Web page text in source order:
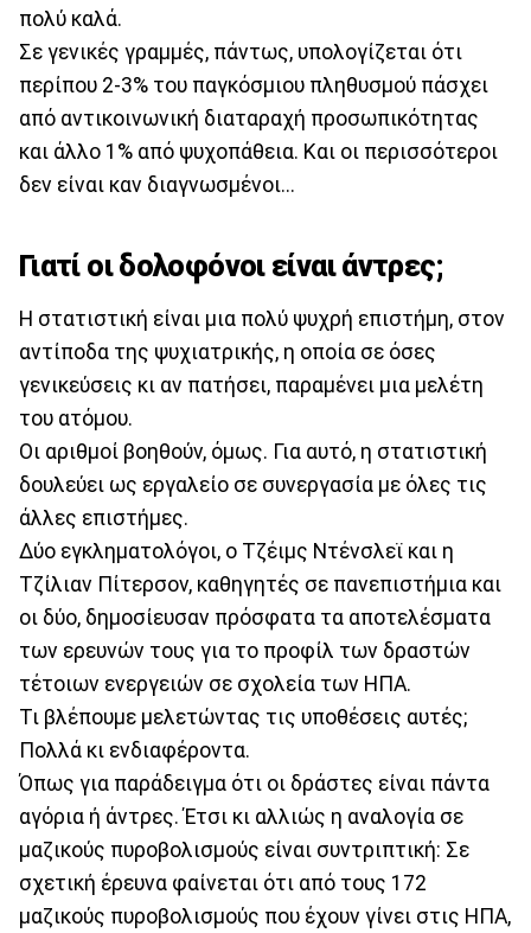
πολύ καλά.
Σε γενικές γραμμές, πάντως, υπολογίζεται ότι
περίπου 2-3% του παγκόσμιου πληθυσμού πάσχει
από αντικοινωνική διαταραχή προσωπικότητας
και άλλο 1% από ψυχοπάθεια. Και οι περισσότεροι
δεν είναι καν διαγνωσμένοι...
Γιατί οι δολοφόνοι είναι άντρες;
Η στατιστική είναι μια πολύ ψυχρή επιστήμη, στον
αντίποδα της ψυχιατρικής, η οποία σε όσες
γενικεύσεις κι αν πατήσει, παραμένει μια μελέτη
του ατόμου.
Οι αριθμοί βοηθούν, όμως. Για αυτό, η στατιστική
δουλεύει ως εργαλείο σε συνεργασία με όλες τις
άλλες επιστήμες.
Δύο εγκληματολόγοι, ο Τζέιμς Ντένσλεϊ και η
Τζίλιαν Πίτερσον, καθηγητές σε πανεπιστήμια και
οι δύο, δημοσίευσαν πρόσφατα τα αποτελέσματα
των ερευνών τους για το προφίλ των δραστών
τέτοιων ενεργειών σε σχολεία των ΗΠΑ.
Τι βλέπουμε μελετώντας τις υποθέσεις αυτές;
Πολλά κι ενδιαφέροντα.
Όπως για παράδειγμα ότι οι δράστες είναι πάντα
αγόρια ή άντρες. Έτσι κι αλλιώς η αναλογία σε
μαζικούς πυροβολισμούς είναι συντριπτική: Σε
σχετική έρευνα φαίνεται ότι από τους 172
μαζικούς πυροβολισμούς που έχουν γίνει στις ΗΠΑ,